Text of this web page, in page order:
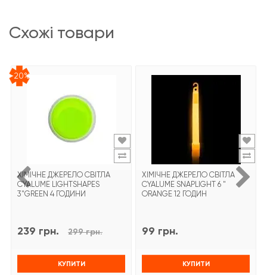
схожі товари
-20%
ХІМІЧНЕ ДЖЕРЕЛО СВІТЛА
CYALUME LIGHTSHAPES
3"GREEN 4 ГОДИНИ
239 грн. 299 грн.
КУПИТИ
ХІМІЧНЕ ДЖЕРЕЛО СВІТЛА
CYALUME SNAPLIGHT 6 "
ORANGE 12 ГОДИН
99 грн.
КУПИТИ